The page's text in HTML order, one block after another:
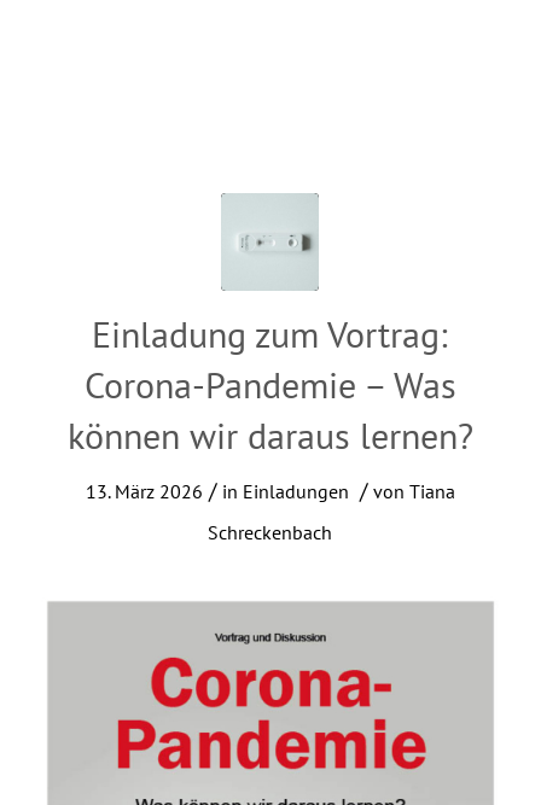
Einladung zum Vortrag:
Corona-Pandemie – Was
können wir daraus lernen?
13. März 2026 / in Einladungen / von Tiana
Schreckenbach